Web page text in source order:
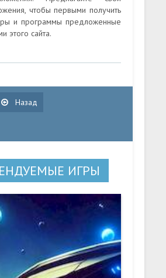
чтобы первыми получить
и программы предложенные
этого сайта.
Назад
ИГРЫ